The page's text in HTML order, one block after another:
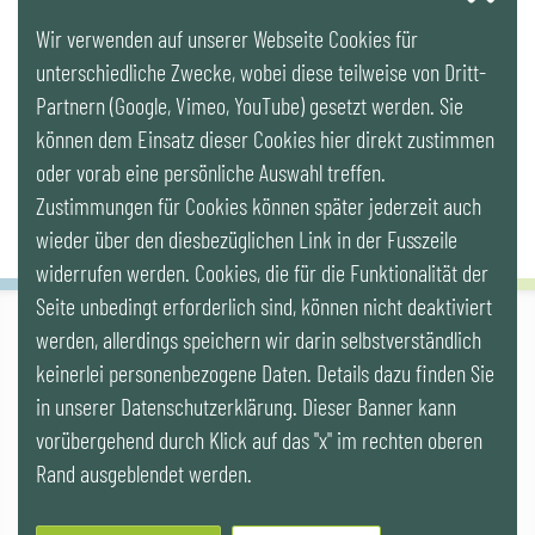
LinkedIn
Newsletter
IG LEBENSZYKLUS BAU
Wipplingerstr. 10/Top 9, Stoß im Himmel, A-1010 Wien
office@ig-lebenszyklus.at
Kontakt
Videos |Veranstaltungen
Wir verwenden auf unserer Webseite Cookies für
unterschiedliche Zwecke, wobei diese teilweise von Dritt-
Partnern (Google, Vimeo, YouTube) gesetzt werden. Sie
können dem Einsatz dieser Cookies hier direkt zustimmen
oder vorab eine persönliche Auswahl treffen.
Zustimmungen für Cookies können später jederzeit auch
wieder über den diesbezüglichen Link in der Fusszeile
widerrufen werden. Cookies, die für die Funktionalität der
Seite unbedingt erforderlich sind, können nicht deaktiviert
werden, allerdings speichern wir darin selbstverständlich
keinerlei personenbezogene Daten. Details dazu finden Sie
in unserer Datenschutzerklärung. Dieser Banner kann
vorübergehend durch Klick auf das "x" im rechten oberen
Rand ausgeblendet werden.